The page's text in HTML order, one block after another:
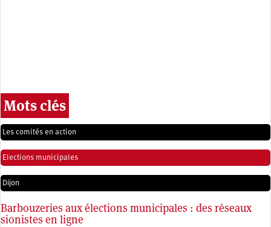
Mots clés
Les comités en action
Elections municipales
Dijon
Barbouzeries aux élections municipales : des réseaux
sionistes en ligne